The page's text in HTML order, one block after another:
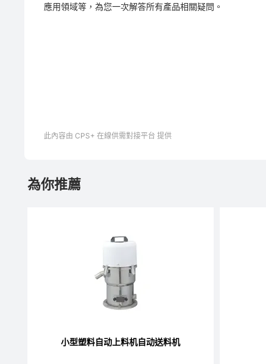
應用領域等，為您一次解答所有產品相關疑問。
此內容由 CPS+ 在線供需對接平台 提供
為你推薦
小型塑料自动上料机自动送料机